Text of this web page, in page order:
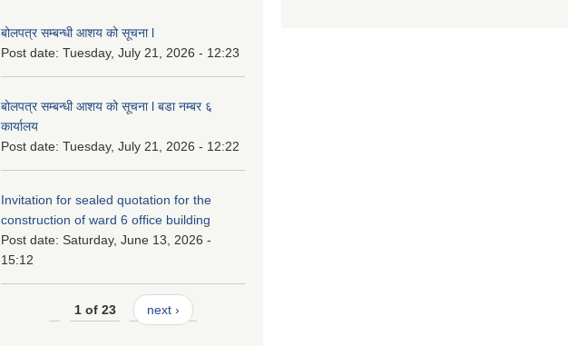
बोलपत्र सम्बन्धी आशय को सूचना l
Post date: Tuesday, July 21, 2026 - 12:23
बोलपत्र सम्बन्धी आशय को सूचना l बडा नम्बर ६
कार्यालय
Post date: Tuesday, July 21, 2026 - 12:22
Invitation for sealed quotation for the
construction of ward 6 office building
Post date: Saturday, June 13, 2026 -
15:12
1 of 23 next ›